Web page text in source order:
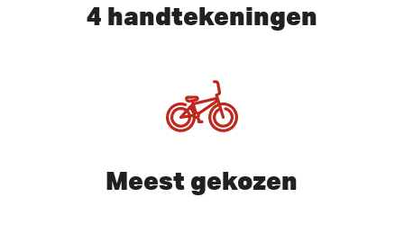
4 handtekeningen
Meest gekozen